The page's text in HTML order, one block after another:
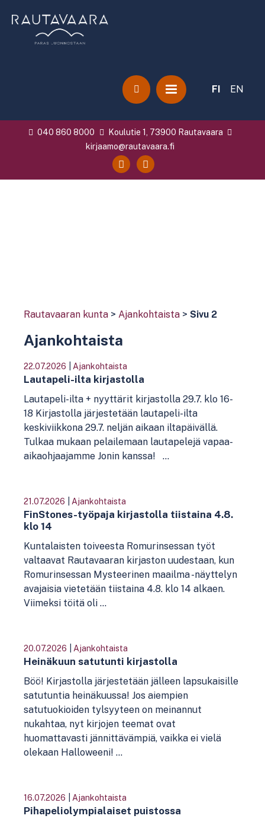
FI EN
040 860 8000
Koulutie 1, 73900 Rautavaara
kirjaamo@rautavaara.fi
Rautavaaran kunta > Ajankohtaista > Sivu 2
Ajankohtaista
22.07.2026 Ajankohtaista
Lautapeli-ilta kirjastolla
Lautapeli-ilta + nyyttärit kirjastolla 29.7. klo 16-
18 Kirjastolla järjestetään lautapeli-ilta
keskiviikkona 29.7. neljän aikaan iltapäivällä.
Tulkaa mukaan pelailemaan lautapelejä vapaa-
aikaohjaajamme Jonin kanssa! ...
21.07.2026 Ajankohtaista
FinStones-työpaja kirjastolla tiistaina 4.8.
klo 14
Kuntalaisten toiveesta Romurinsessan työt
valtaavat Rautavaaran kirjaston uudestaan, kun
Romurinsessan Mysteerinen maailma -näyttelyn
avajaisia vietetään tiistaina 4.8. klo 14 alkaen.
Viimeksi töitä oli ...
20.07.2026 Ajankohtaista
Heinäkuun satutunti kirjastolla
Böö! Kirjastolla järjestetään jälleen lapsukaisille
satutuntia heinäkuussa! Jos aiempien
satutuokioiden tylsyyteen on meinannut
nukahtaa, nyt kirjojen teemat ovat
huomattavasti jännittävämpiä, vaikka ei vielä
olekaan Halloweeni! ...
16.07.2026 Ajankohtaista
Pihapeliolympialaiset puistossa